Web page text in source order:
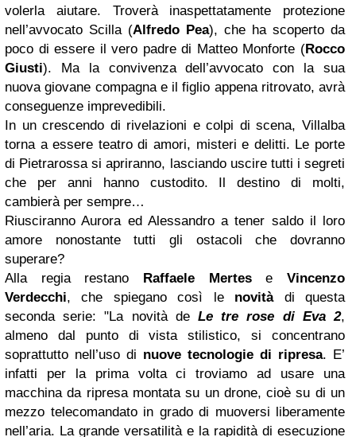
volerla aiutare. Troverà inaspettatamente protezione
nell’avvocato Scilla (Alfredo Pea), che ha scoperto da
poco di essere il vero padre di Matteo Monforte (Rocco
Giusti). Ma la convivenza dell’avvocato con la sua
nuova giovane compagna e il figlio appena ritrovato, avrà
conseguenze imprevedibili.
In un crescendo di rivelazioni e colpi di scena, Villalba
torna a essere teatro di amori, misteri e delitti. Le porte
di Pietrarossa si apriranno, lasciando uscire tutti i segreti
che per anni hanno custodito. Il destino di molti,
cambierà per sempre…
Riusciranno Aurora ed Alessandro a tener saldo il loro
amore nonostante tutti gli ostacoli che dovranno
superare?
Alla regia restano Raffaele MerteseVincenzo
Verdecchi, che spiegano così le novitàdi questa
seconda serie: "La novità de Le tre rose di Eva 2,
almeno dal punto di vista stilistico, si concentrano
soprattutto nell’uso di nuove tecnologie di ripresa. E’
infatti per la prima volta ci troviamo ad usare una
macchina da ripresa montata su un drone, cioè su di un
mezzo telecomandato in grado di muoversi liberamente
nell’aria. La grande versatilità e la rapidità di esecuzione